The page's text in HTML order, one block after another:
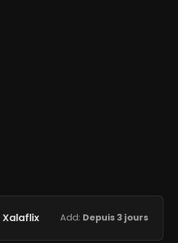
Xalaflix Add: Depuis 3 jours